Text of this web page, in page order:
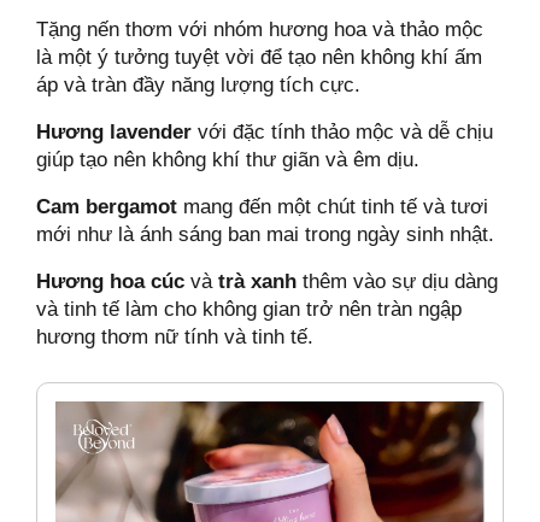
Tặng nến thơm với nhóm hương hoa và thảo mộc
là một ý tưởng tuyệt vời để tạo nên không khí ấm
áp và tràn đầy năng lượng tích cực.
Hương lavender với đặc tính thảo mộc và dễ chịu
giúp tạo nên không khí thư giãn và êm dịu.
Cam bergamot mang đến một chút tinh tế và tươi
mới như là ánh sáng ban mai trong ngày sinh nhật.
Hương hoa cúc vàtrà xanh thêm vào sự dịu dàng
và tinh tế làm cho không gian trở nên tràn ngập
hương thơm nữ tính và tinh tế.